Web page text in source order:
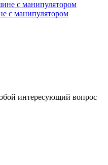
с манипулятором
интересующий вопрос